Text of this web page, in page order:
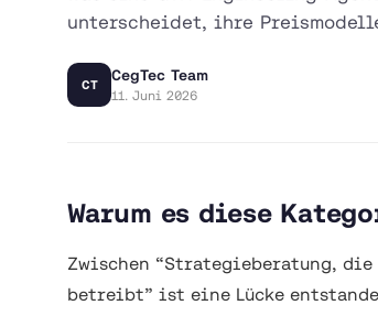
unterscheidet, ihre
CT
CegTec Team
11. Juni 2026
Warum es diese
Zwischen “Strategieberatung,
betreibt” ist eine Lücke